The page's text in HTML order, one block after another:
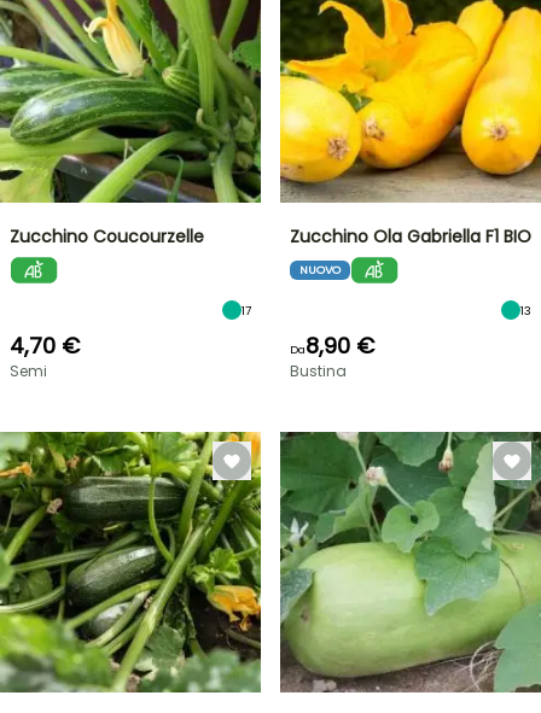
Zucchino Coucourzelle
17
4,70 €
Semi
Zucchino Ola Gabriella F1 BIO
NUOVO
13
Da8,90 €
Bustina